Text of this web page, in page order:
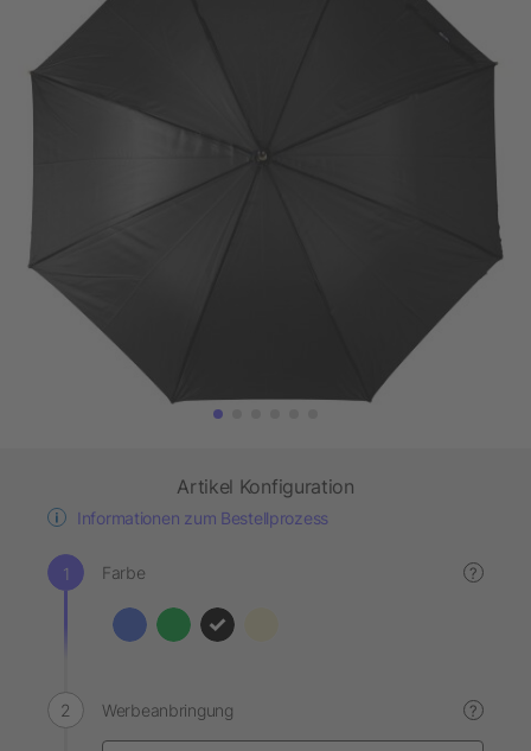
Artikel Konfiguration
Informationen zum Bestellprozess
Farbe ?
Werbeanbringung ?